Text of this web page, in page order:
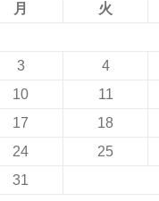
月 火
3
4
10
11
17
18
24
25
31